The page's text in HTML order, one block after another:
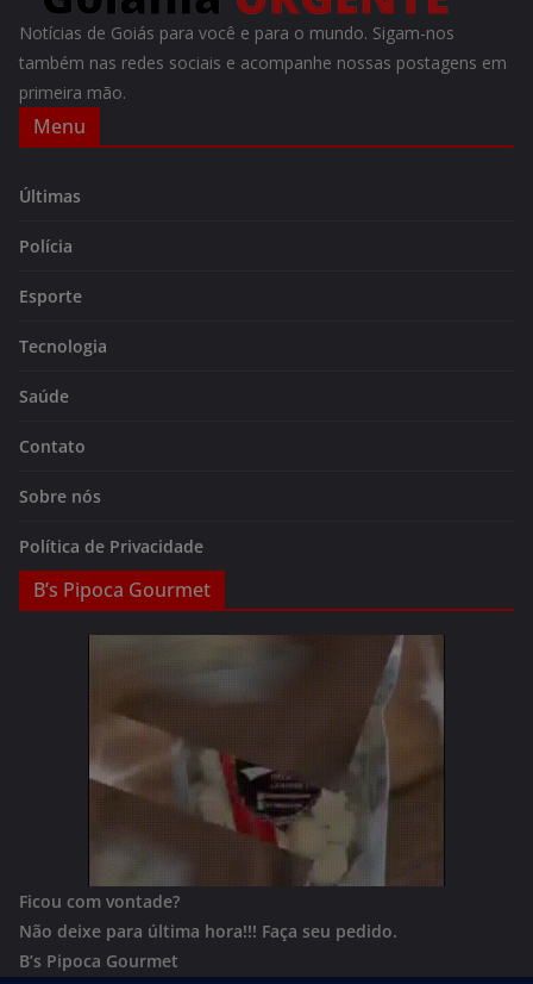
Notícias de Goiás para você e para o mundo. Sigam-nos
também nas redes sociais e acompanhe nossas postagens em
primeira mão.
Menu
Últimas
Polícia
Esporte
Tecnologia
Saúde
Contato
Sobre nós
Política de Privacidade
B’s Pipoca Gourmet
Ficou com vontade?
Não deixe para última hora!!! Faça seu pedido.
B’s Pipoca Gourmet